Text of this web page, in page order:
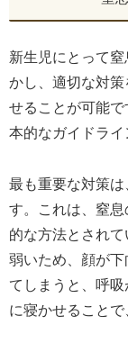
新生児にとって
かし、適切な対
せることが可能
本的なガイドライ
最も重要な対策
す。これは、窒
的な方法とされ
弱いため、顔が
てしまうと、呼
に寝かせることで